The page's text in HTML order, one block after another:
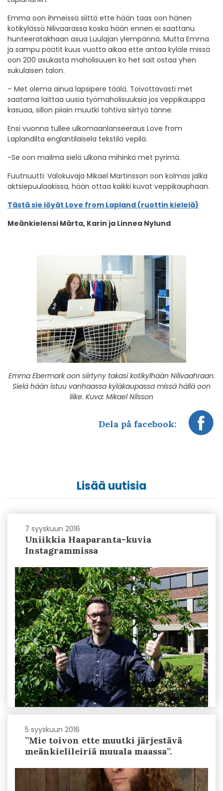
Emma oon ihmeissä siittä ette hään taas oon hänen
kotikylässä Nilivaarassa koska hään ennen ei saattanu
hunteeratakhaan asua Luulajan ylempännä. Mutta Emma
ja sampu päätit kuus vuotta aikaa ette antaa kyläle missä
oon 200 asukasta maholisuuen ko het sait ostaa yhen
sukulaisen talon.
– Met olema ainua lapsipere täälä. Toivottavasti met
saatama laittaa uusia työmaholisuuksia jos veppikauppa
kasuaa, sillon piiain muutki tohtiva siirtyä tänne.
Ensi vuonna tullee ulkomaanlanseeraus Love from
Laplandilta englantilaisela tekstilä vepilä.
-Se oon mailma sielä ulkona mihinkä met pyrimä.
Fuutnuutti: Valokuvaja Mikael Martinsson oon kolmas jalka
aktsiepuulaakissa, hään ottaa kaikki kuvat veppikauphaan.
Tästä sie löyät Love from Lapland (ruottin kielelä)
Meänkielensi Märta, Karin ja Linnea Nylund
Emma Ebermark oon siirtyny takasi kotikylhään Nilivaahraan.
Sielä hään istuu vanhaassa kyläkaupassa missä hällä oon
liike. Kuva: Mikael Nilsson
Dela på facebook:
Lisää uutisia
7 syyskuun 2016
Uniikkia Haaparanta-kuvia
Instagrammissa
5 syyskuun 2016
”Mie toivon ette muutki järjestävä
meänkielileiriä muuala maassa”.